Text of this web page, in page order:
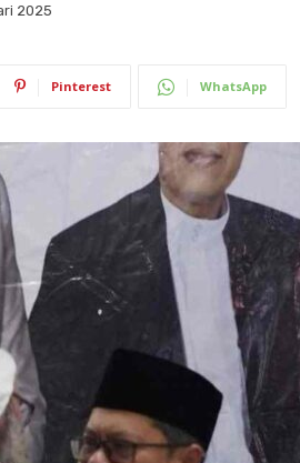
2025
Pinterest WhatsApp